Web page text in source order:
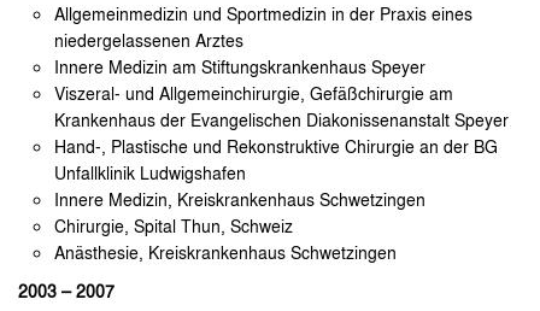
Allgemeinmedizin und Sportmedizin in der Praxis eines
niedergelassenen Arztes
Innere Medizin am Stiftungskrankenhaus Speyer
Viszeral- und Allgemeinchirurgie, Gefäßchirurgie am
Krankenhaus der Evangelischen Diakonissenanstalt Speyer
Hand-, Plastische und Rekonstruktive Chirurgie an der BG
Unfallklinik Ludwigshafen
Innere Medizin, Kreiskrankenhaus Schwetzingen
Chirurgie, Spital Thun, Schweiz
Anästhesie, Kreiskrankenhaus Schwetzingen
2003 – 2007